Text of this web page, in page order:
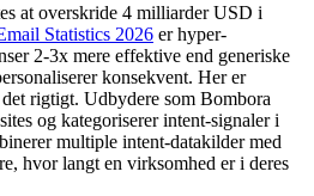
at overskride 4 milliarder USD i
Statistics 2026 er hyper-
2-3x mere effektive end generiske
konsekvent. Her er
rigtigt. Udbydere som Bombora
og kategoriserer intent-signaler i
multiple intent-datakilder med
hvor langt en virksomhed er i deres